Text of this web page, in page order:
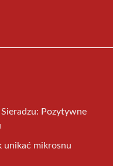
Pozytywne
unikać mikrosnu